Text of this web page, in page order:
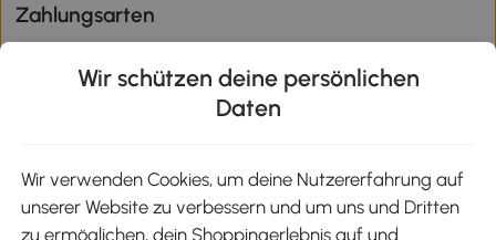
Zahlungsarten
Wir schützen deine persönlichen
Daten
Wir verwenden Cookies, um deine Nutzererfahrung auf
unserer Website zu verbessern und um uns und Dritten
zu ermöglichen, dein Shoppingerlebnis auf und